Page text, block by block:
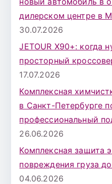
дилерском центре в
30.07.2026
JETOUR X90+: когда
просторный
17.07.2026
Комплексная
в Санкт-Петербурге
профессиональный
26.06.2026
Комплексная защита
повреждения груза
04.06.2026